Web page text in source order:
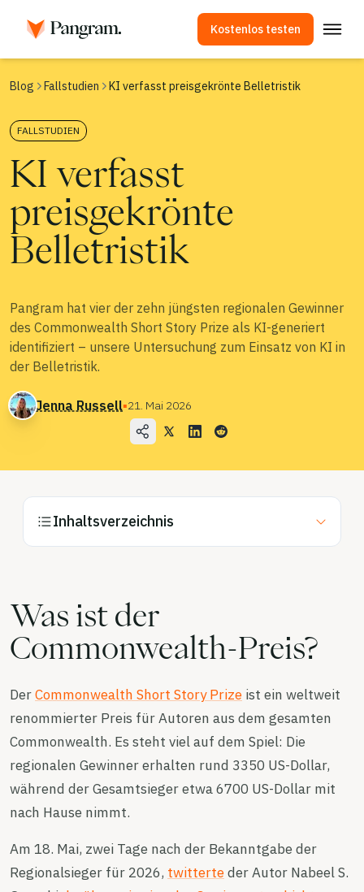
Kostenlos testen
Bilddetektor
Browser-Erweiterung
Integrationen
Plagiatsprüfer
Anwendungsfälle
Unternehmen
Blog
Preise
Kostenlos testen
Blog Fallstudien KI verfasst preisgekrönte Belletristik
FALLSTUDIEN
KI verfasst
preisgekrönte
Belletristik
Pangram hat vier der zehn jüngsten regionalen Gewinner
des Commonwealth Short Story Prize als KI-generiert
identifiziert – unsere Untersuchung zum Einsatz von KI in
der Belletristik.
Jenna Russell▪21. Mai 2026
Inhaltsverzeichnis
Was ist der
Commonwealth-Preis?
DerCommonwealth Short Story Prize ist ein weltweit
renommierter Preis für Autoren aus dem gesamten
Commonwealth. Es steht viel auf dem Spiel: Die
regionalen Gewinner erhalten rund 3350 US-Dollar,
während der Gesamtsieger etwa 6700 US-Dollar mit
nach Hause nimmt.
Am 18. Mai, zwei Tage nach der Bekanntgabe der
Regionalsieger für 2026, twitterteder Autor Nabeel S.